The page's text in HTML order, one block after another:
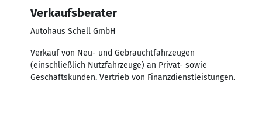
Verkaufsberater
Autohaus Schell GmbH
Verkauf von Neu- und Gebrauchtfahrzeugen
(einschließlich Nutzfahrzeuge) an Privat- sowie
Geschäftskunden. Vertrieb von Finanzdienstleistungen.